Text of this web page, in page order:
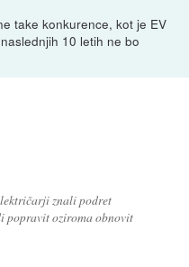
take konkurence, kot je EV
10 letih ne bo
znali podret
popravit oziroma obnovit